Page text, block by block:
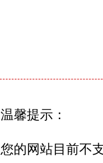
温馨提示：
您的网站目前不